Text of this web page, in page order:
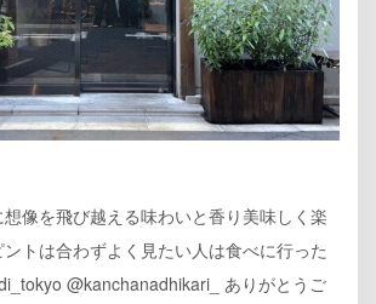
像を飛び越える味わいと香り美味しく楽
トは合わずよく見たい人は食べに行った
@kanchanadhikari_ ありがとうご